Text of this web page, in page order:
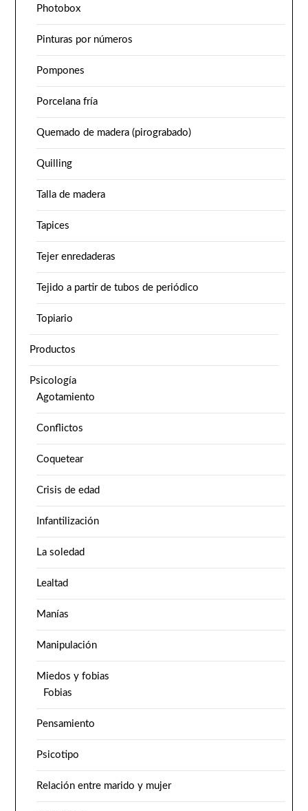
Photobox
Pinturas por números
Pompones
Porcelana fría
Quemado de madera (pirograbado)
Quilling
Talla de madera
Tapices
Tejer enredaderas
Tejido a partir de tubos de periódico
Topiario
Productos
Psicología
Agotamiento
Conflictos
Coquetear
Crisis de edad
Infantilización
La soledad
Lealtad
Manías
Manipulación
Miedos y fobias
Fobias
Pensamiento
Psicotipo
Relación entre marido y mujer